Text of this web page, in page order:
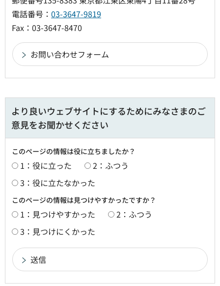
電話番号： 03-3647-9819
Fax：03-3647-8470
より良いウェブサイトにするためにみなさまのご
意見をお聞かせください
このページの情報は役に立ちましたか？
1：役に立った
2：ふつう
3：役に立たなかった
このページの情報は見つけやすかったですか？
1：見つけやすかった
2：ふつう
3：見つけにくかった